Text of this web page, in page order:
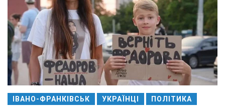
ІВАНО-ФРАНКІВСЬК УКРАЇНЦІ ПОЛІТИКА